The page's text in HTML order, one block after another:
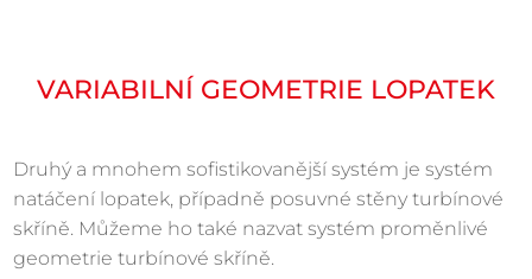
VARIABILNÍ GEOMETRIE LOPATEK
Druhý a mnohem sofistikovanější systém je systém
natáčení lopatek, případně posuvné stěny turbínové
skříně. Můžeme ho také nazvat systém proměnlivé
geometrie turbínové skříně.